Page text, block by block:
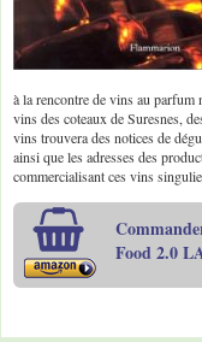
à la rencontre de vins au parfum
vins des coteaux de Suresnes,
vins trouvera des notices de
ainsi que les adresses des
commercialisant ces vins
Food 2.0